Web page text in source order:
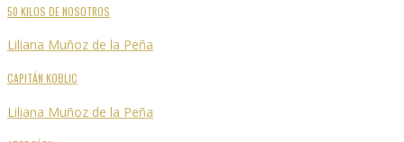
50 KILOS DE NOSOTROS
Liliana Muñoz de la Peña
CAPITÁN KOBLIC
Liliana Muñoz de la Peña